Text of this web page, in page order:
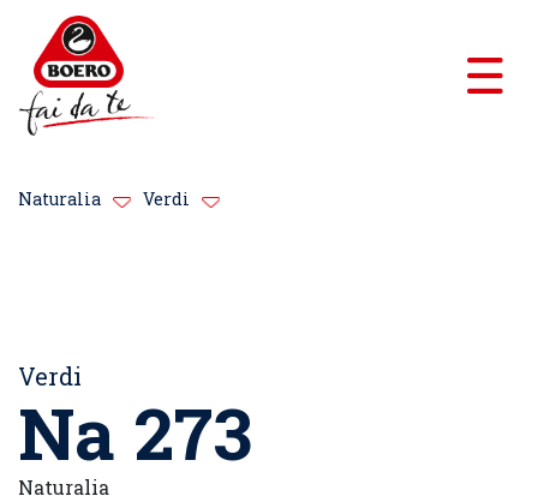
Naturalia Verdi
Verdi
Na 273
Naturalia